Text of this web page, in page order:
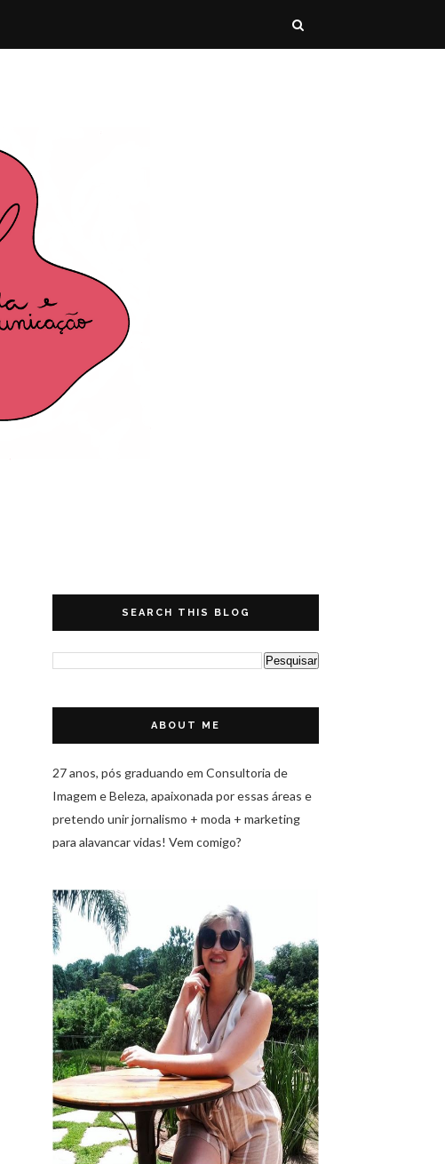
SEARCH THIS BLOG
ABOUT ME
27 anos, pós graduando em Consultoria de
Imagem e Beleza, apaixonada por essas áreas e
pretendo unir jornalismo + moda + marketing
para alavancar vidas! Vem comigo?